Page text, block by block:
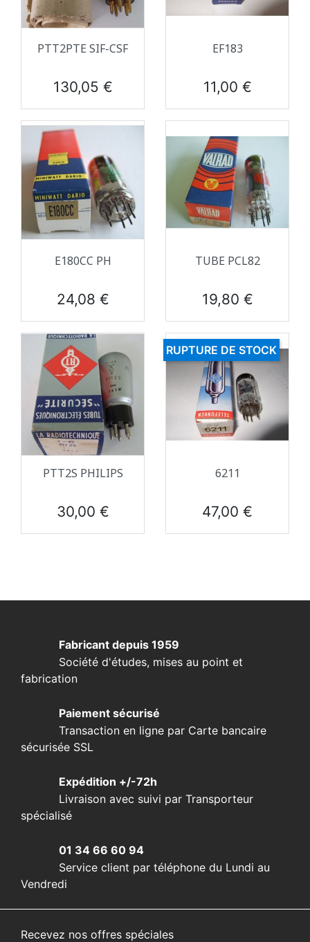
PTT2PTE SIF-CSF
Prix
130,05 €
EF183
Prix
11,00 €
E180CC PH
Prix
24,08 €
TUBE PCL82
Prix
19,80 €
PTT2S PHILIPS
Prix
30,00 €
6211
Prix
47,00 €
RUPTURE DE STOCK
Fabricant depuis 1959
Société d'études, mises au point et
fabrication
Paiement sécurisé
Transaction en ligne par Carte bancaire
sécurisée SSL
Expédition +/-72h
Livraison avec suivi par Transporteur
spécialisé
01 34 66 60 94
Service client par téléphone du Lundi au
Vendredi
Recevez nos offres spéciales